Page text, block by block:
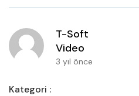
T-Soft
Video
3 yıl önce
Kategori :